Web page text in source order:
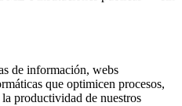
de información, webs
que optimicen procesos,
productividad de nuestros